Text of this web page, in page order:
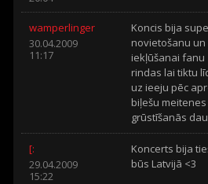
wamperlinger
30.04.2009
11:17
Koncis bija
novietošanu
iekļūšanai
rindas lai tiktu
uz ieeju pēc
biļešu
grūstīšanās
[:
29.04.2009
15:22
Koncerts bija
būs Latvijā <3